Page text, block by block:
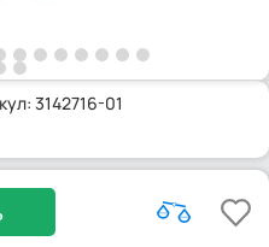
3142716-01